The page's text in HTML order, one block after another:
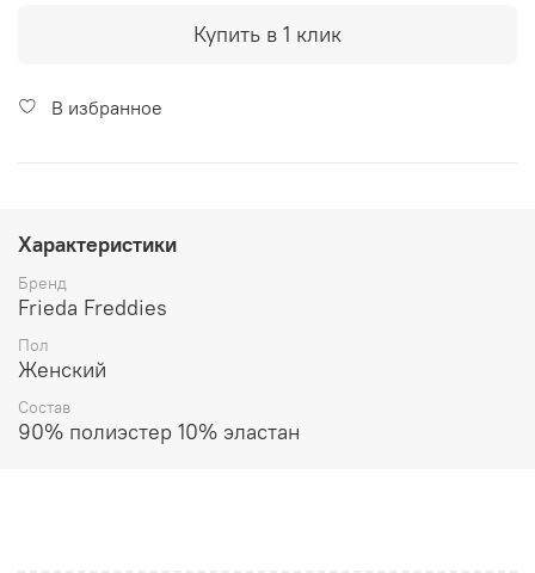
Купить в 1 клик
В избранное
Характеристики
Бренд
Frieda Freddies
Пол
Женский
Состав
90% полиэстер 10% эластан